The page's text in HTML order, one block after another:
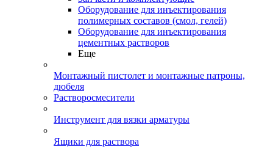
Оборудование для инъектирования
полимерных составов (смол, гелей)
Оборудование для инъектирования
цементных растворов
Еще
Монтажный пистолет и монтажные патроны,
дюбеля
Растворосмесители
Инструмент для вязки арматуры
Ящики для раствора